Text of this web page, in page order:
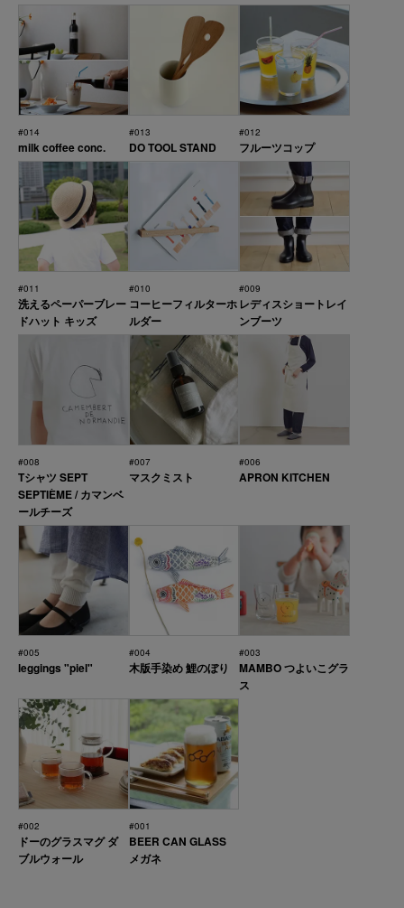
#014
milk coffee conc.
#013
DO TOOL STAND
#012
フルーツコップ
#011
洗えるペーパーブレー
ドハット キッズ
#010
コーヒーフィルターホ
ルダー
#009
レディスショートレイ
ンブーツ
#008
Tシャツ SEPT
SEPTIÈME / カマンベ
ールチーズ
#007
マスクミスト
#006
APRON KITCHEN
#005
leggings "piel"
#004
木版手染め 鯉のぼり
#003
MAMBO つよいこグラ
ス
#002
ドーのグラスマグ ダ
ブルウォール
#001
BEER CAN GLASS
メガネ